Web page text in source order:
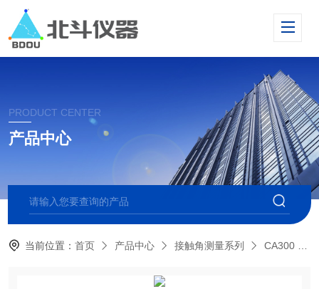
PRODUCT CENTER
产品中心
当前位置：首页 产品中心 接触角测量系列 CA300 大平台接触角测量仪